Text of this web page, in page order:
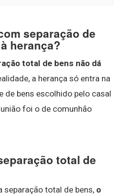
separação de
herança?
total de bens não dá
a herança só entra na
de bens escolhido pelo casal
foi o de comunhão
total de
separação total de bens, o